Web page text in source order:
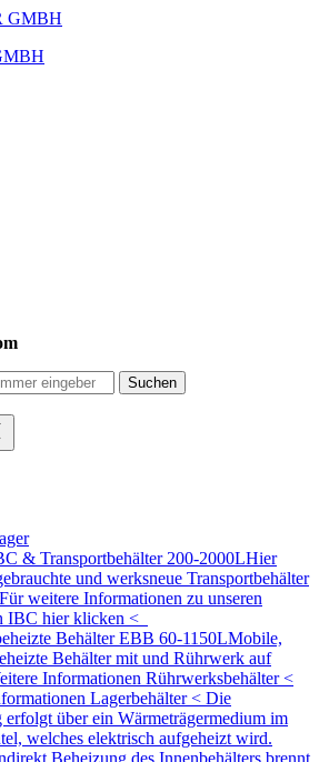
& Transportbehälter 200-2000LHier
und werksneue Transportbehälter
weitere Informationen zu unseren
IBC hier klicken <
Behälter EBB 60-1150LMobile,
Behälter mit und Rührwerk auf
Informationen Rührwerksbehälter <
Lagerbehälter < Die
über ein Wärmeträgermedium im
welches elektrisch aufgeheizt wird.
Beheizung des Innenbehälters brennt